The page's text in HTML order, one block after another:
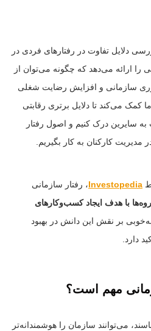
دلایل تفاوت در رفتارهای فردی در
را ارائه می‌دهد که چگونه می‌توان از
وری سازمانی و افزایش رضایت شغلی
کمک می‌کند تا دلایل برتری رقابتی
سایرین درک کنیم و اصول رفتار
کارکنان به کار بگیریم.
Investopedia، رفتار سازمانی
با هدف ایجاد کسب‌وکارهای
بر نقش این دانش در بهبود
دارد.
مهم است؟
می‌توانند سازمان را هوشمندانه‌تر